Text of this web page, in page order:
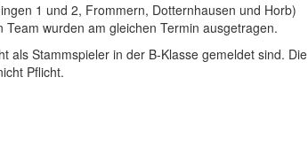
1 und 2, Frommern, Dotternhausen und Horb)
wurden am gleichen Termin ausgetragen.
als Stammspieler in der B-Klasse gemeldet sind. Die
Pflicht.